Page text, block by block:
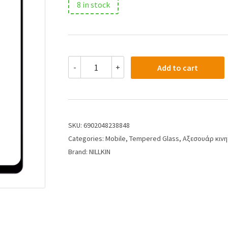
8 in stock
- + Add to cart
SKU: 6902048238848
Categories: Mobile, Tempered Glass, Αξεσουάρ
Brand: NILLKIN